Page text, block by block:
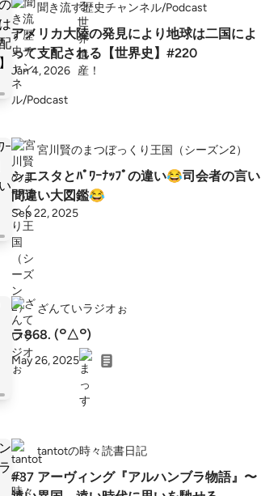
聞き流す歴史チャンネル/Podcast
アメリカ大陸の発見により地球は二国によ
って支配される【世界史】#220
Jan 4, 2026
宮川賢のまつぼっくり王国（シーズン2）
シエスタとﾊﾟﾜｰﾅｯﾌﾟの違い😂司会者の言い
間違い大図鑑😂
Sep 22, 2025
ざんていラジオぉ
ラ868. (꒪△꒪)
May 26, 2025
tantotの時々読書日記
#37 アーヴィング『アルハンブラ物語』〜